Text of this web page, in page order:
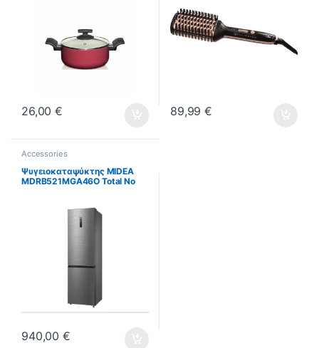
26,00€ 89,99€
Accessories
Ψυγειοκαταψύκτης MIDEA
MDRB521MGA46O Total No
940,00€